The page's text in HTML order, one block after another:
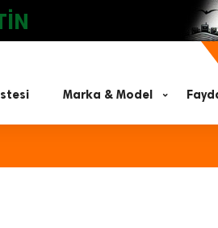
Marka & Model